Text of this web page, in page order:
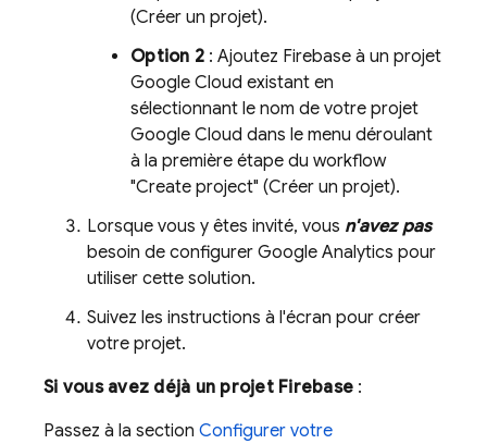
(Créer un projet).
Option 2 : Ajoutez Firebase à un projet
Google Cloud existant en
sélectionnant le nom de votre projet
Google Cloud dans le menu déroulant
à la première étape du workflow
"Create project" (Créer un projet).
Lorsque vous y êtes invité, vous n'avez pas
besoin de configurer Google Analytics pour
utiliser cette solution.
Suivez les instructions à l'écran pour créer
votre projet.
Si vous avez déjà un projet Firebase :
Passez à la section Configurer votre